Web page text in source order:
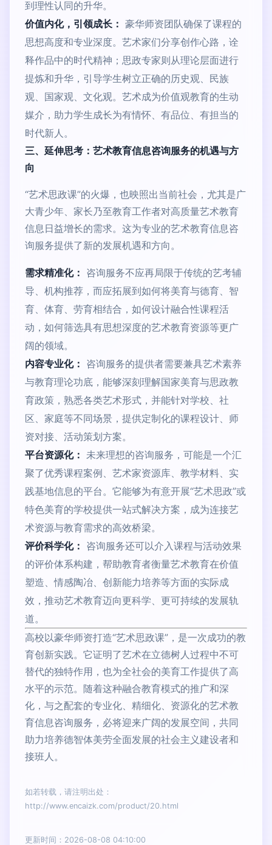
到理性认同的升华。
价值内化，引领成长： 豪华师资团队确保了课程的
思想高度和专业深度。艺术家们分享创作心路，诠
释作品中的时代精神；思政专家则从理论层面进行
提炼和升华，引导学生树立正确的历史观、民族
观、国家观、文化观。艺术成为价值观教育的生动
媒介，助力学生成长为有情怀、有品位、有担当的
时代新人。
三、延伸思考：艺术教育信息咨询服务的机遇与方
向
“艺术思政课”的火爆，也映照出当前社会，尤其是广
大青少年、家长乃至教育工作者对高质量艺术教育
信息日益增长的需求。这为专业的艺术教育信息咨
询服务提供了新的发展机遇和方向。
需求精准化： 咨询服务不应再局限于传统的艺考辅
导、机构推荐，而应拓展到如何将美育与德育、智
育、体育、劳育相结合，如何设计融合性课程活
动，如何筛选具有思想深度的艺术教育资源等更广
阔的领域。
内容专业化： 咨询服务的提供者需要兼具艺术素养
与教育理论功底，能够深刻理解国家美育与思政教
育政策，熟悉各类艺术形式，并能针对学校、社
区、家庭等不同场景，提供定制化的课程设计、师
资对接、活动策划方案。
平台资源化： 未来理想的咨询服务，可能是一个汇
聚了优秀课程案例、艺术家资源库、教学材料、实
践基地信息的平台。它能够为有意开展“艺术思政”或
特色美育的学校提供一站式解决方案，成为连接艺
术资源与教育需求的高效桥梁。
评价科学化： 咨询服务还可以介入课程与活动效果
的评价体系构建，帮助教育者衡量艺术教育在价值
塑造、情感陶冶、创新能力培养等方面的实际成
效，推动艺术教育迈向更科学、更可持续的发展轨
道。
高校以豪华师资打造“艺术思政课”，是一次成功的教
育创新实践。它证明了艺术在立德树人过程中不可
替代的独特作用，也为全社会的美育工作提供了高
水平的示范。随着这种融合教育模式的推广和深
化，与之配套的专业化、精细化、资源化的艺术教
育信息咨询服务，必将迎来广阔的发展空间，共同
助力培养德智体美劳全面发展的社会主义建设者和
接班人。
如若转载，请注明出处：
http://www.encaizk.com/product/20.html
更新时间：2026-08-08 04:10:00